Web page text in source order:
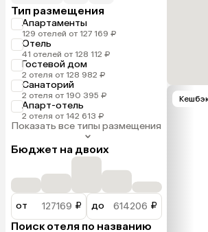
Тип размещения
Апартаменты
129 отелей от 127 169 ₽
Отель
41 отелей от 128 112 ₽
Гостевой дом
2 отеля от 128 982 ₽
Санаторий
2 отеля от 190 395 ₽
Апарт-отель
2 отеля от 142 613 ₽
Показать все типы размещения
Бюджет на двоих
от ₽ до ₽
Поиск отеля по названию